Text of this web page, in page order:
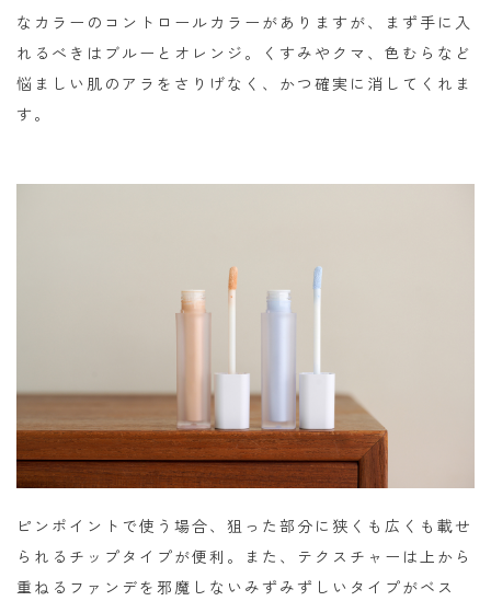
なカラーのコントロールカラーがありますが、まず手に入
れるべきはブルーとオレンジ。くすみやクマ、色むらなど
悩ましい肌のアラをさりげなく、かつ確実に消してくれま
す。
ピンポイントで使う場合、狙った部分に狭くも広くも載せ
られるチップタイプが便利。また、テクスチャーは上から
重ねるファンデを邪魔しないみずみずしいタイプがベス